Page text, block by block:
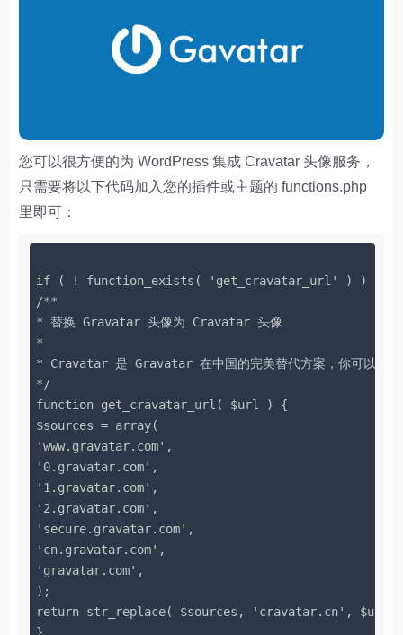
您可以很方便的为 WordPress 集成 Cravatar 头像服务，
只需要将以下代码加入您的插件或主题的 functions.php
里即可：
if ( ! function_exists( 'get_cravatar_url' ) ) {
/**
* 替换 Gravatar 头像为 Cravatar 头像
*
* Cravatar 是 Gravatar 在中国的完美替代方案，你可以
*/
function get_cravatar_url( $url ) {
$sources = array(
'www.gravatar.com',
'0.gravatar.com',
'1.gravatar.com',
'2.gravatar.com',
'secure.gravatar.com',
'cn.gravatar.com',
'gravatar.com',
);
return str_replace( $sources, 'cravatar.cn', $url
}